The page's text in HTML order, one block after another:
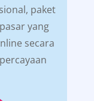
paket
yang
secara